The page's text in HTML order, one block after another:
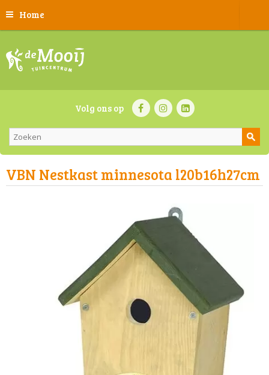
Home
Volg ons op
VBN Nestkast minnesota l20b16h27cm